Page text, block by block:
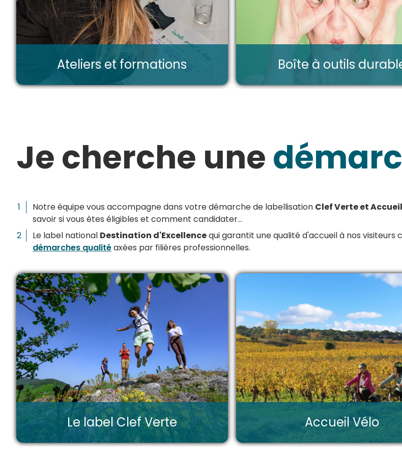
Ateliers et formations Boîte à outils
Je cherche une
Notre équipe vous accompagne dans votre démarche de labellisation Clef Verte et
savoir si vous êtes éligibles et comment candidater...
Le label national Destination d'Excellencequi garantit une qualité d'accueil à nos
démarches qualitéaxées par filières professionnelles.
Le label Clef Verte Accueil Vélo